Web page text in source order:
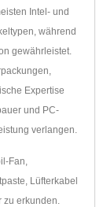
Intel- und
während
gewährleistet.
Expertise
und PC-
verlangen.
Fan,
, Lüfterkabel
zu erkunden.